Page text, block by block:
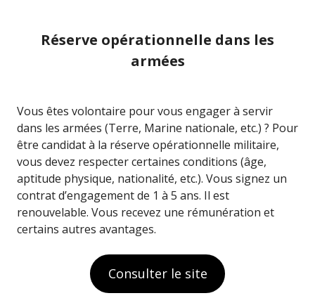
Réserve opérationnelle dans les
armées
Vous êtes volontaire pour vous engager à servir
dans les armées (Terre, Marine nationale, etc.) ? Pour
être candidat à la réserve opérationnelle militaire,
vous devez respecter certaines conditions (âge,
aptitude physique, nationalité, etc.). Vous signez un
contrat d’engagement de 1 à 5 ans. Il est
renouvelable. Vous recevez une rémunération et
certains autres avantages.
Consulter le site